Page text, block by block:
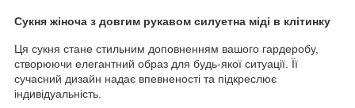
Сукня жіноча з довгим рукавом силуетна міді в клітинку
Ця сукня стане стильним доповненням вашого гардеробу,
створюючи елегантний образ для будь-якої ситуації. Її
сучасний дизайн надає впевненості та підкреслює
індивідуальність.